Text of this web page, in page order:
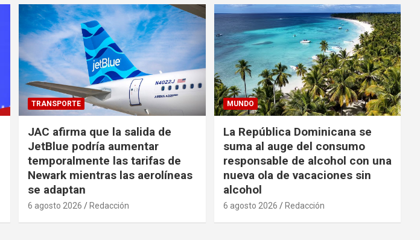
TRANSPORTE
JAC afirma que la salida de
JetBlue podría aumentar
temporalmente las tarifas de
Newark mientras las aerolíneas
se adaptan
6 agosto 2026 Redacción
MUNDO
La República Dominicana se
suma al auge del consumo
responsable de alcohol con una
nueva ola de vacaciones sin
alcohol
6 agosto 2026 Redacción